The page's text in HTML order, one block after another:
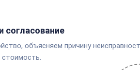
согласование
объясняем причину